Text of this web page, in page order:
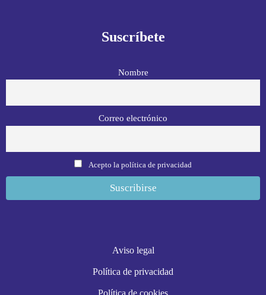
Suscríbete
Nombre
Correo electrónico
Acepto la política de privacidad
Aviso legal
Política de privacidad